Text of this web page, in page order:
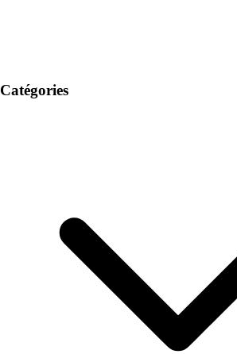
Catégories